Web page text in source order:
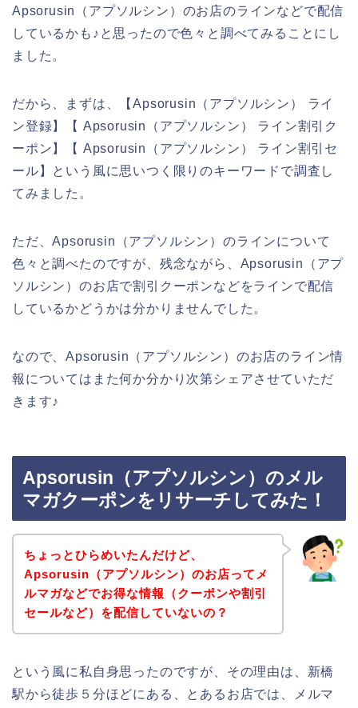
Apsorusin（アプソルシン）のお店のラインなどで配信
しているかも♪と思ったので色々と調べてみることにし
ました。
だから、まずは、【Apsorusin（アプソルシン） ライ
ン登録】【 Apsorusin（アプソルシン） ライン割引ク
ーポン】【 Apsorusin（アプソルシン） ライン割引セ
ール】という風に思いつく限りのキーワードで調査し
てみました。
ただ、Apsorusin（アプソルシン）のラインについて
色々と調べたのですが、残念ながら、Apsorusin（アプ
ソルシン）のお店で割引クーポンなどをラインで配信
しているかどうかは分かりませんでした。
なので、Apsorusin（アプソルシン）のお店のライン情
報についてはまた何か分かり次第シェアさせていただ
きます♪
Apsorusin（アプソルシン）のメル
マガクーポンをリサーチしてみた！
ちょっとひらめいたんだけど、
Apsorusin（アプソルシン）のお店ってメ
ルマガなどでお得な情報（クーポンや割引
セールなど）を配信していないの？
という風に私自身思ったのですが、その理由は、新橋
駅から徒歩５分ほどにある、とあるお店では、メルマ